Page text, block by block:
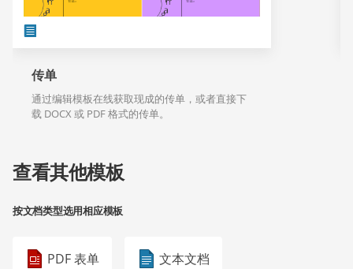
传单
通过编辑模板在线获取现成的传单，或者直接下
载 DOCX 或 PDF 格式的传单。
查看其他模板
按文档类型选用相应模板
PDF 表单 文本文档